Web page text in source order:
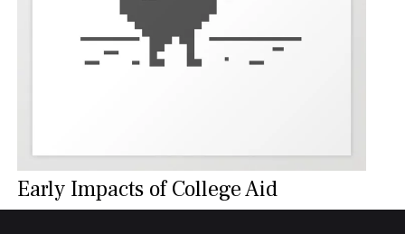
Early Impacts of College Aid